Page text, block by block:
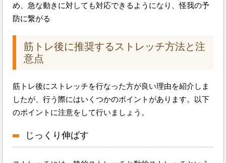
め、急な動きに対しても対応できるようになり、怪我の予
防に繋がる
筋トレ後に推奨するストレッチ方法と注
意点
筋トレ後にストレッチを行なった方が良い理由を紹介しま
したが、行う際にはいくつかのポイントがあります。以下
のポイントに注意をして行いましょう。
じっくり伸ばす